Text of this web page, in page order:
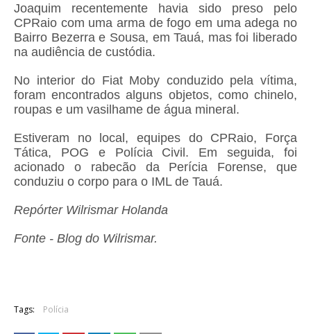
Joaquim recentemente havia sido preso pelo
CPRaio com uma arma de fogo em uma adega no
Bairro Bezerra e Sousa, em Tauá, mas foi liberado
na audiência de custódia.
No interior do Fiat Moby conduzido pela vítima,
foram encontrados alguns objetos, como chinelo,
roupas e um vasilhame de água mineral.
Estiveram no local, equipes do CPRaio, Força
Tática, POG e Polícia Civil. Em seguida, foi
acionado o rabecão da Perícia Forense, que
conduziu o corpo para o IML de Tauá.
Repórter Wilrismar Holanda
Fonte - Blog do Wilrismar.
Tags: Polícia